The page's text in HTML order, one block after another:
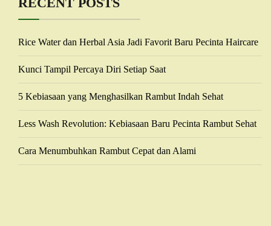
Rice Water dan Herbal Asia Jadi Favorit Baru Pecinta Haircare
Kunci Tampil Percaya Diri Setiap Saat
5 Kebiasaan yang Menghasilkan Rambut Indah Sehat
Less Wash Revolution: Kebiasaan Baru Pecinta Rambut Sehat
Cara Menumbuhkan Rambut Cepat dan Alami